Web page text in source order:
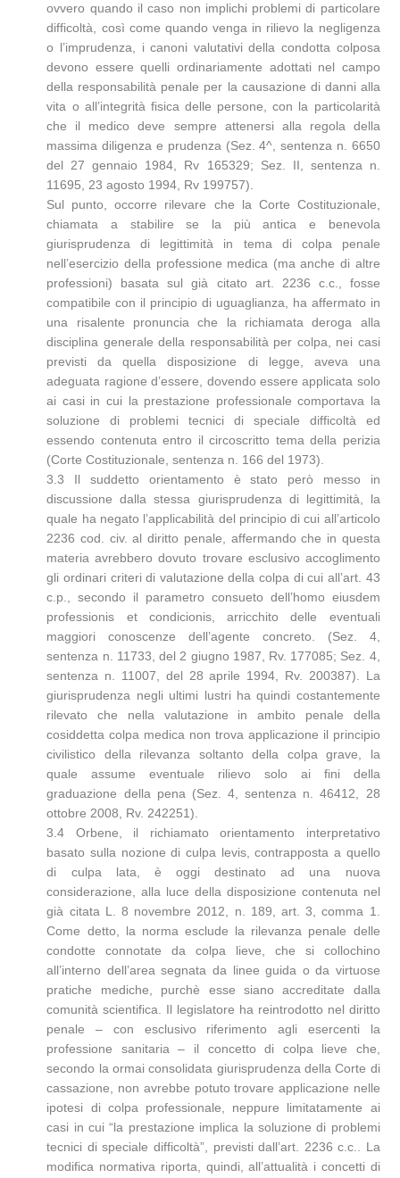
ovvero quando il caso non implichi problemi di particolare
difficoltà, così come quando venga in rilievo la negligenza
o l’imprudenza, i canoni valutativi della condotta colposa
devono essere quelli ordinariamente adottati nel campo
della responsabilità penale per la causazione di danni alla
vita o all’integrità fisica delle persone, con la particolarità
che il medico deve sempre attenersi alla regola della
massima diligenza e prudenza (Sez. 4^, sentenza n. 6650
del 27 gennaio 1984, Rv 165329; Sez. II, sentenza n.
11695, 23 agosto 1994, Rv 199757).
Sul punto, occorre rilevare che la Corte Costituzionale,
chiamata a stabilire se la più antica e benevola
giurisprudenza di legittimità in tema di colpa penale
nell’esercizio della professione medica (ma anche di altre
professioni) basata sul già citato art. 2236 c.c., fosse
compatibile con il principio di uguaglianza, ha affermato in
una risalente pronuncia che la richiamata deroga alla
disciplina generale della responsabilità per colpa, nei casi
previsti da quella disposizione di legge, aveva una
adeguata ragione d’essere, dovendo essere applicata solo
ai casi in cui la prestazione professionale comportava la
soluzione di problemi tecnici di speciale difficoltà ed
essendo contenuta entro il circoscritto tema della perizia
(Corte Costituzionale, sentenza n. 166 del 1973).
3.3 Il suddetto orientamento è stato però messo in
discussione dalla stessa giurisprudenza di legittimità, la
quale ha negato l’applicabilità del principio di cui all’articolo
2236 cod. civ. al diritto penale, affermando che in questa
materia avrebbero dovuto trovare esclusivo accoglimento
gli ordinari criteri di valutazione della colpa di cui all’art. 43
c.p., secondo il parametro consueto dell’homo eiusdem
professionis et condicionis, arricchito delle eventuali
maggiori conoscenze dell’agente concreto. (Sez. 4,
sentenza n. 11733, del 2 giugno 1987, Rv. 177085; Sez. 4,
sentenza n. 11007, del 28 aprile 1994, Rv. 200387). La
giurisprudenza negli ultimi lustri ha quindi costantemente
rilevato che nella valutazione in ambito penale della
cosiddetta colpa medica non trova applicazione il principio
civilistico della rilevanza soltanto della colpa grave, la
quale assume eventuale rilievo solo ai fini della
graduazione della pena (Sez. 4, sentenza n. 46412, 28
ottobre 2008, Rv. 242251).
3.4 Orbene, il richiamato orientamento interpretativo
basato sulla nozione di culpa levis, contrapposta a quello
di culpa lata, è oggi destinato ad una nuova
considerazione, alla luce della disposizione contenuta nel
già citata L. 8 novembre 2012, n. 189, art. 3, comma 1.
Come detto, la norma esclude la rilevanza penale delle
condotte connotate da colpa lieve, che si collochino
all’interno dell’area segnata da linee guida o da virtuose
pratiche mediche, purchè esse siano accreditate dalla
comunità scientifica. Il legislatore ha reintrodotto nel diritto
penale – con esclusivo riferimento agli esercenti la
professione sanitaria – il concetto di colpa lieve che,
secondo la ormai consolidata giurisprudenza della Corte di
cassazione, non avrebbe potuto trovare applicazione nelle
ipotesi di colpa professionale, neppure limitatamente ai
casi in cui “la prestazione implica la soluzione di problemi
tecnici di speciale difficoltà”, previsti dall’art. 2236 c.c.. La
modifica normativa riporta, quindi, all’attualità i concetti di